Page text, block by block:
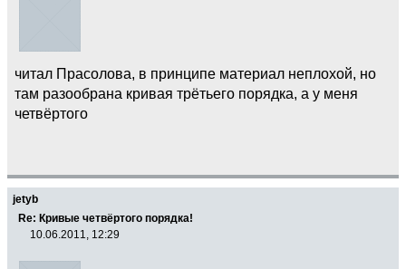
читал Прасолова, в принципе материал неплохой, но
там разообрана кривая трётьего порядка, а у меня
четвёртого
jetyb
Re: Кривые четвёртого порядка!
10.06.2011, 12:29